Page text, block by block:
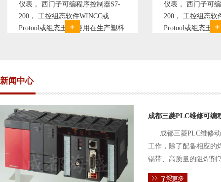
程序控制器S7-
件WINCC或
使用在生产塑料
仪表， 西门子可编程序控制器S7-
200， 工控组态软件WINCC或
Protool或组态王。 使用在生产塑料
新闻中心
成都三菱PLC维修可编
成都三菱PLC维修
工作，除了配备相应的
锡带、高质量的阻焊剂
件的电路及通信电缆。